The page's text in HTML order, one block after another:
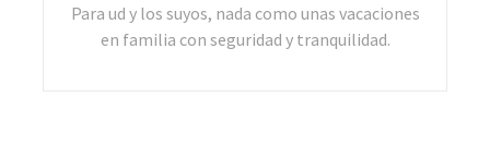
Para ud y los suyos, nada como unas vacaciones
en familia con seguridad y tranquilidad.